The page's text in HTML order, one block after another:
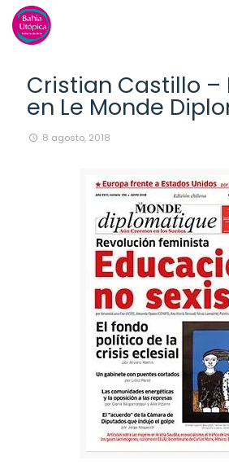
Cristian Castillo –
en Le Monde
8 agosto, 2018